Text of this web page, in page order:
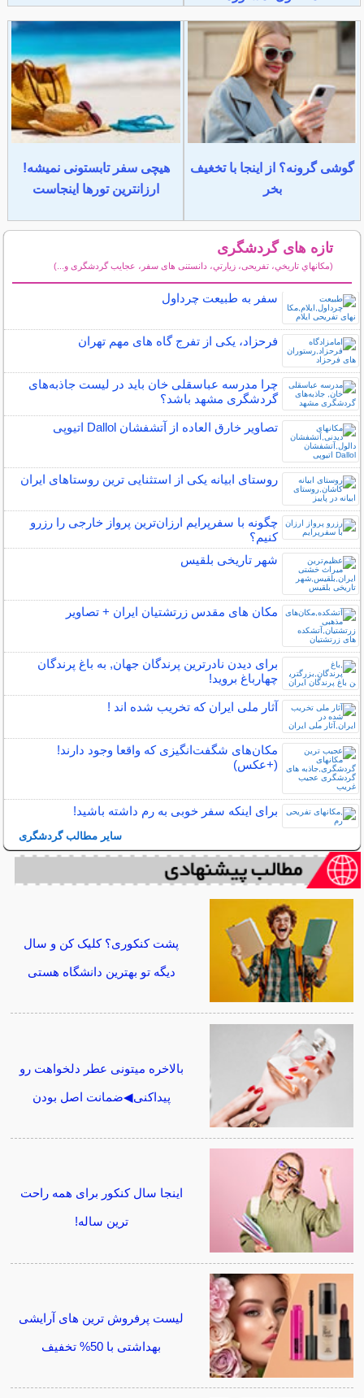
گوشی گرونه؟ از اینجا با تخغیف
بخر
هیچی سفر تابستونی نمیشه!
ارزانترین تورها اینجاست
تازه های گردشگری
(مكانهاي تاريخي، تفریحی، زيارتي، دانستنی های سفر، عجایب گردشگری و...)
سفر به طبیعت چرداول
فرحزاد، یکی از تفرج گاه های مهم تهران
چرا مدرسه عباسقلی خان باید در لیست جاذبه‌های
گردشگری مشهد باشد؟
تصاویر خارق العاده از آتشفشان Dallol اتیوپی
روستای ابیانه یکی از استثنایی ‏ترین روستاهای ایران
چگونه با سفرپرایم ارزان‌ترین پرواز خارجی را رزرو
کنیم؟
شهر تاریخی بلقیس
مکان‌ های مقدس زرتشتیان ایران + تصاویر
برای دیدن نادرترین پرندگان جهان, به باغ پرندگان
چهارباغ بروید!
آثار ملی ایران که تخریب شده اند !
مکان‌های شگفت‌انگیزی که واقعا وجود دارند!
(+عکس)
برای اینکه سفر خوبی به رم داشته باشید!
سایر مطالب گردشگری
پشت کنکوری؟ کلیک کن و سال
دیگه تو بهترین دانشگاه هستی
بالاخره میتونی عطر دلخواهت رو
پیداکنی◀ضمانت اصل بودن
اینجا سال کنکور برای همه راحت
ترین ساله!
لیست پرفروش ترین های آرایشی
بهداشتی با 50% تخفیف